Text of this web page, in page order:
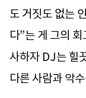
도 거짓도 없는
다”는 게 그의
사하자 DJ는 힐
다른 사람과 악